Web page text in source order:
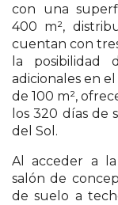
con una
400 m²,
cuentan con
la posibilidad
adicionales en el
de 100 m²,
los 320 días de
del Sol.
Al acceder a
salón de
de suelo a